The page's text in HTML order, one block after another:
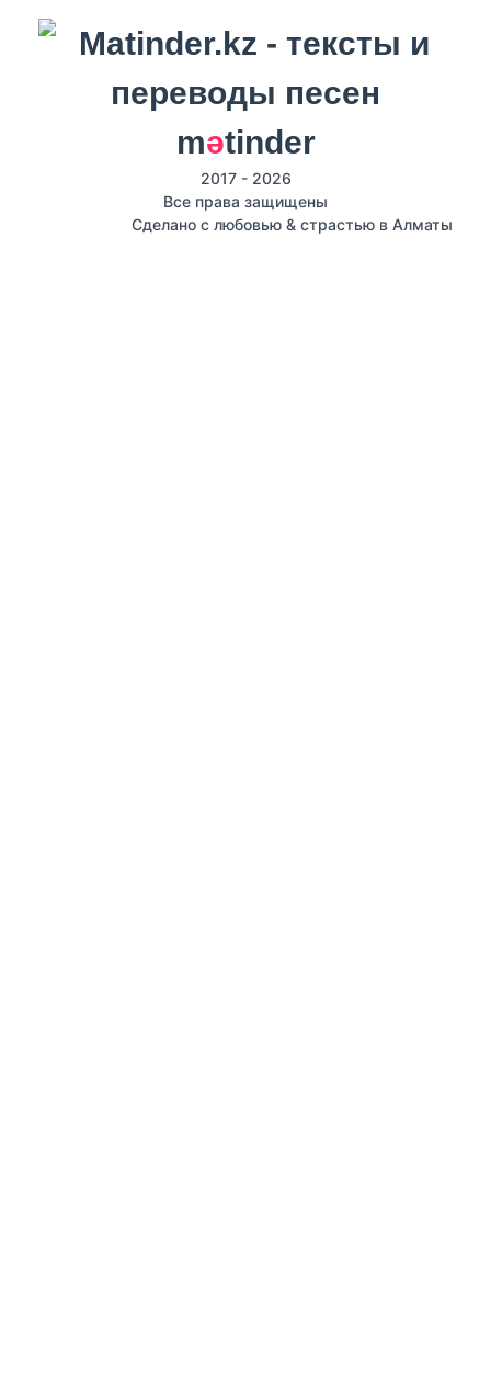
mәtinder
2017 - 2026
Все права защищены
Сделано с любовью & страстью в Алматы